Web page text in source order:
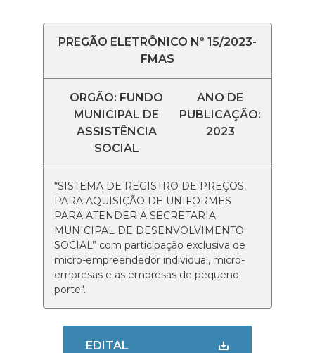
PREGÃO ELETRÔNICO Nº 15/2023-
FMAS
ORGÃO: FUNDO
MUNICIPAL DE
ASSISTÊNCIA
SOCIAL
ANO DE
PUBLICAÇÃO:
2023
“SISTEMA DE REGISTRO DE PREÇOS,
PARA AQUISIÇÃO DE UNIFORMES
PARA ATENDER A SECRETARIA
MUNICIPAL DE DESENVOLVIMENTO
SOCIAL” com participação exclusiva de
micro-empreendedor individual, micro-
empresas e as empresas de pequeno
porte".
EDITAL